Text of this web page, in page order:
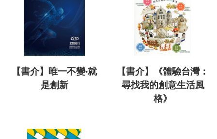
【書介】唯一不變‧就
是創新
【書介】《體驗台灣：
尋找我的創意生活風
格》